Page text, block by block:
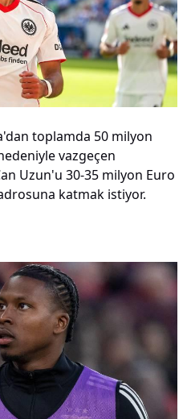
toplamda 50 milyon
vazgeçen
Uzun'u 30-35 milyon Euro
katmak istiyor.